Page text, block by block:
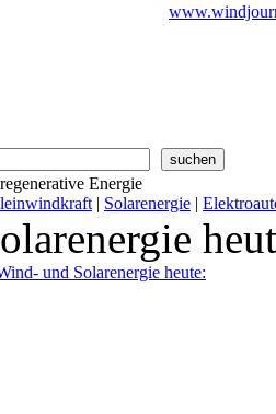
Energie
| Solarenergie |
und Solarenergie heute: